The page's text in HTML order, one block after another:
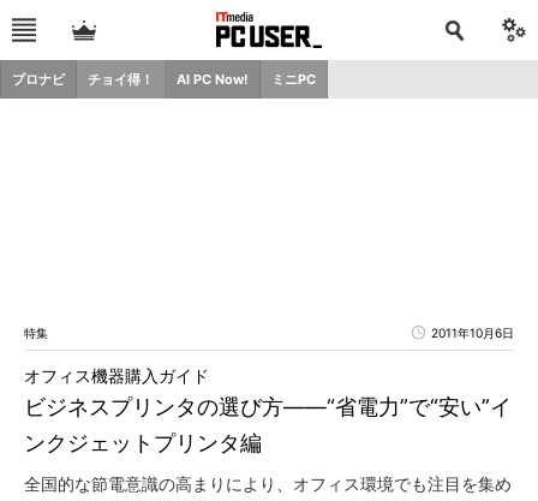
プロナビ チョイ得！ AI PC Now! ミニPC
特集 2011年10月6日
ビジネスプリンタの選び方――“省電力”で“安い”イ
ンクジェットプリンタ編
オフィス機器購入ガイド
全国的な節電意識の高まりにより、オフィス環境でも注目を集め